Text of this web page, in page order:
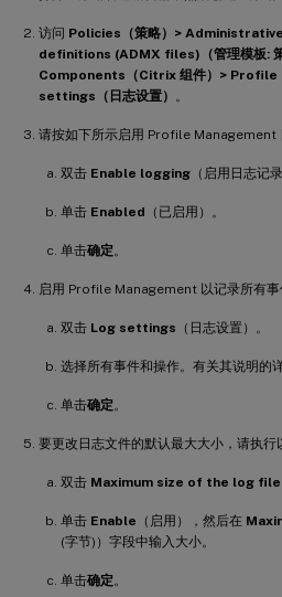
访问 Policies（策略）>
definitions (ADMX files)（管理模板:
Components（Citrix 组件）> Profile
settings（日志设置）
。
请按如下所示启用 Profile Management
双击 Enable logging （启用日志记录
单击 Enabled （已启用）。
单击确定 。
启用 Profile Management 以记录所有事
双击 Log settings （日志设置）。
选择所有事件和操作。有关其说明的
单击确定 。
要更改日志文件的默认最大大小，请执行
双击 Maximum size of the log file
单击 Enable （启用），然后在
(字节)）字段中输入大小。
单击确定 。